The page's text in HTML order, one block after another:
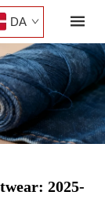
DA
2025-